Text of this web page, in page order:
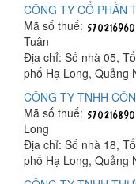
CÔNG TY CỔ PHẦN
Mã số thuế:
Tuân
Địa chỉ: Số nhà 05,
phố Hạ Long, Quảng
CÔNG TY TNHH
Mã số thuế:
Long
Địa chỉ: Số nhà 18,
phố Hạ Long, Quảng